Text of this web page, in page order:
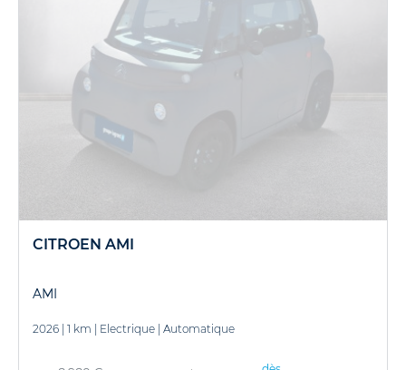
CITROEN AMI
AMI
2026 1 km Electrique Automatique